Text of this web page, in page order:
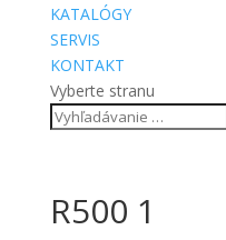
KATALÓGY
SERVIS
KONTAKT
Vyberte stranu
R500 1